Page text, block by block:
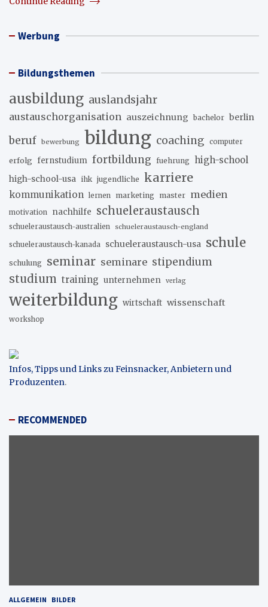
Werbung
Bildungsthemen
ausbildung auslandsjahr
austauschorganisation auszeichnung bachelor berlin
beruf bewerbung bildung coaching computer
erfolg fernstudium fortbildung fuehrung high-school
high-school-usa ihk jugendliche karriere
kommunikation lernen marketing master medien
motivation nachhilfe schueleraustausch
schueleraustausch-australien schueleraustausch-england
schueleraustausch-kanada schueleraustausch-usa schule
schulung seminar seminare stipendium
studium training unternehmen verlag
weiterbildung wirtschaft wissenschaft
workshop
Infos, Tipps und Links zu Feinsnacker, Anbietern und
Produzenten.
RECOMMENDED
ALLGEMEIN BILDER